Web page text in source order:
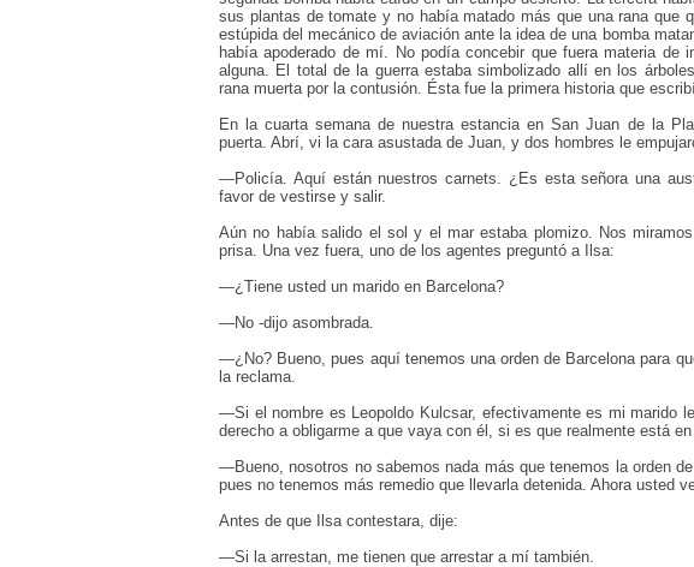
sus plantas de tomate y no había matado más que una rana que
estúpida del mecánico de aviación ante la idea de una bomba
había apoderado de mí. No podía concebir que fuera materia
alguna. El total de la guerra estaba simbolizado allí en los
rana muerta por la contusión. Ésta fue la primera historia que
En la cuarta semana de nuestra estancia en San Juan de la
puerta. Abrí, vi la cara asustada de Juan, y dos hombres le
—Policía. Aquí están nuestros carnets. ¿Es esta señora una
favor de vestirse y salir.
Aún no había salido el sol y el mar estaba plomizo. Nos
prisa. Una vez fuera, uno de los agentes preguntó a Ilsa:
—¿Tiene usted un marido en Barcelona?
—No -dijo asombrada.
—¿No? Bueno, pues aquí tenemos una orden de Barcelona para
la reclama.
—Si el nombre es Leopoldo Kulcsar, efectivamente es mi marido
derecho a obligarme a que vaya con él, si es que realmente está en
—Bueno, nosotros no sabemos nada más que tenemos la orden
pues no tenemos más remedio que llevarla detenida. Ahora usted
Antes de que Ilsa contestara, dije:
—Si la arrestan, me tienen que arrestar a mí también.